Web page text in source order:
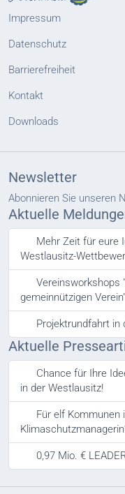
Impressum
Datenschutz
Barrierefreiheit
Kontakt
Downloads
Newsletter
Abonnieren Sie unseren
Aktuelle
Mehr Zeit für eure
Westlausitz-
Vereinsworkshops
gemeinnützigen Verein"
Projektrundfahrt in
Aktuelle
Chance für Ihre
in der Westlausitz!
Für elf Kommunen
0,97 Mio. €